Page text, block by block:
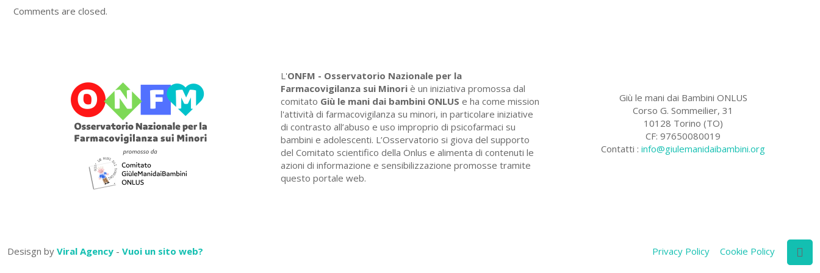
Comments are closed.
L'ONFM - Osservatorio Nazionale per la
Farmacovigilanza sui Minori è un iniziativa promossa dal
comitato Giù le mani dai bambini ONLUS e ha come mission
l'attività di farmacovigilanza su minori, in particolare iniziative
di contrasto all’abuso e uso improprio di psicofarmaci su
bambini e adolescenti. L’Osservatorio si giova del supporto
del Comitato scientifico della Onlus e alimenta di contenuti le
azioni di informazione e sensibilizzazione promosse tramite
questo portale web.
Giù le mani dai Bambini ONLUS
Corso G. Sommeilier, 31
10128 Torino (TO)
CF: 97650080019
Contatti :info@giulemanidaibambini.org
Desisgn by Viral Agency - Vuoi un sito web? Privacy Policy Cookie Policy